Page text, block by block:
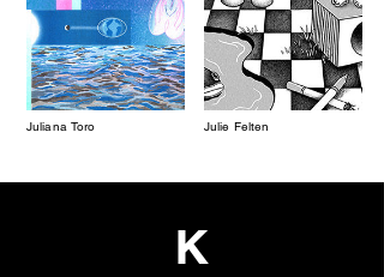
Juliana Toro Julie Felten
K